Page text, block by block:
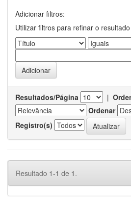
Adicionar filtros:
Utilizar filtros para refinar o
Resultados/Página |
Ordenar
Registro(s)
Resultado 1-1 de 1.